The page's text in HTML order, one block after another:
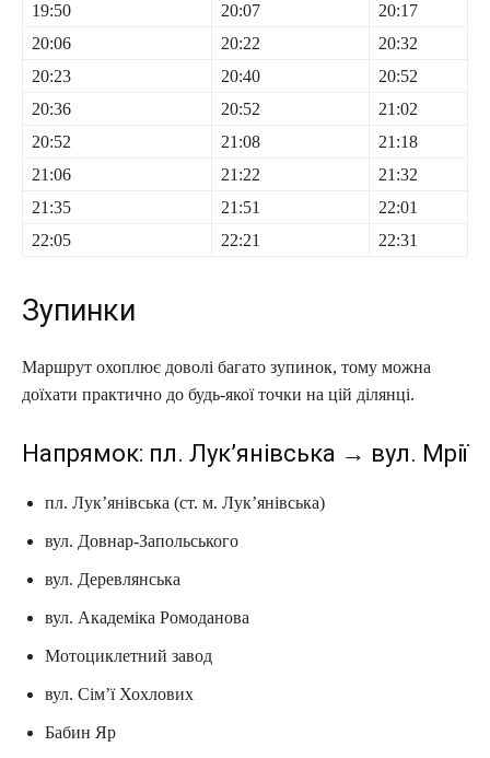
19:50
20:07
20:17
20:06
20:22
20:32
20:23
20:40
20:52
20:36
20:52
21:02
20:52
21:08
21:18
21:06
21:22
21:32
21:35
21:51
22:01
22:05
22:21 22:31
Зупинки
Маршрут охоплює доволі багато зупинок, тому можна
доїхати практично до будь-якої точки на цій ділянці.
Напрямок: пл. Лук’янівська → вул. Мрії
пл. Лук’янівська (ст. м. Лук’янівська)
вул. Довнар-Запольського
вул. Деревлянська
вул. Академіка Ромоданова
Мотоциклетний завод
вул. Сім’ї Хохлових
Бабин Яр